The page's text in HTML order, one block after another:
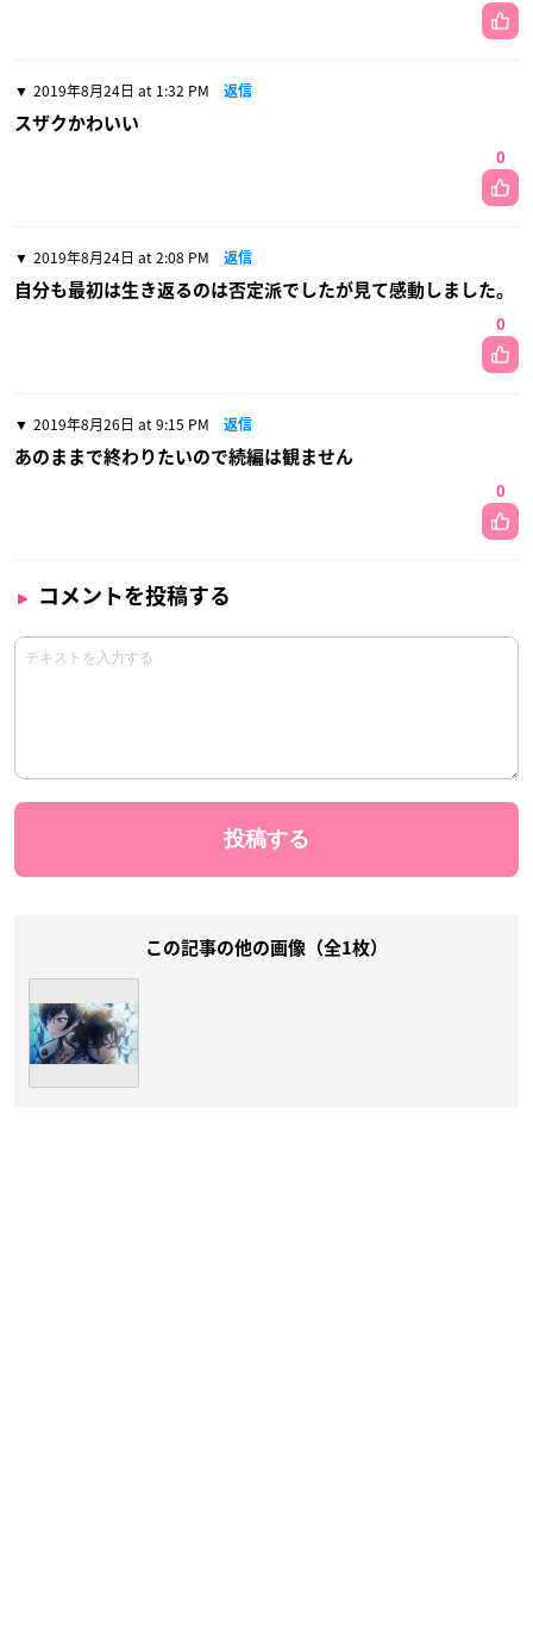
2019年8月24日 at 1:32 PM 返信
スザクかわいい
0
2019年8月24日 at 2:08 PM 返信
自分も最初は生き返るのは否定派でしたが見て感動しました。
0
2019年8月26日 at 9:15 PM 返信
あのままで終わりたいので続編は観ません
0
コメントを投稿する
この記事の他の画像（全1枚）